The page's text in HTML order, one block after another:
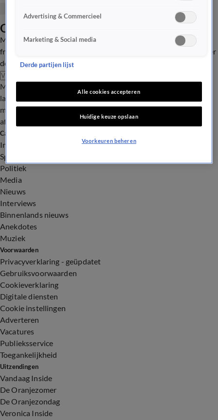
Ontvang onze nieuwsbrief
Meld je aan voor onze wekelijkse mail vol met de beste
fragmenten, het meest spraakmakende nieuws, een kijkje achter
de schermen en meer.
Meld je aan voor onze wekelijkse nieuwsbrief met daarin het
laatste nieuws en aanbiedingen die wijzelf of in samenwerking
met onze partners organiseren. Je kunt je op ieder moment
afmelden. Zie voor meer informatie deprivacyverklaring
Categorieën
In de Wandelgangen
Sport
Politiek
Media
Nieuws
Interviews
Binnenlands nieuws
Anekdotes
Muziek
Voorwaarden
Privacyverklaring - geüpdatet
Gebruiksvoorwaarden
Cookieverklaring
Digitale diensten
Cookie instellingen
Adverteren
Vacatures
Publieksservice
Toegankelijkheid
Uitzendingen
Vandaag Inside
De Oranjezomer
De Oranjezondag
Veronica Inside
Advertising & Commercieel
Marketing & Social media
Derde partijen lijst
Alle cookies accepteren
Huidige keuze opslaan
Voorkeuren beheren